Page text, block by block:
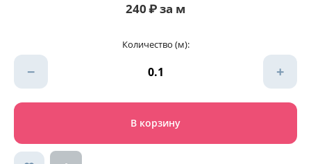
240₽за м
Количество (м):
− +
В корзину